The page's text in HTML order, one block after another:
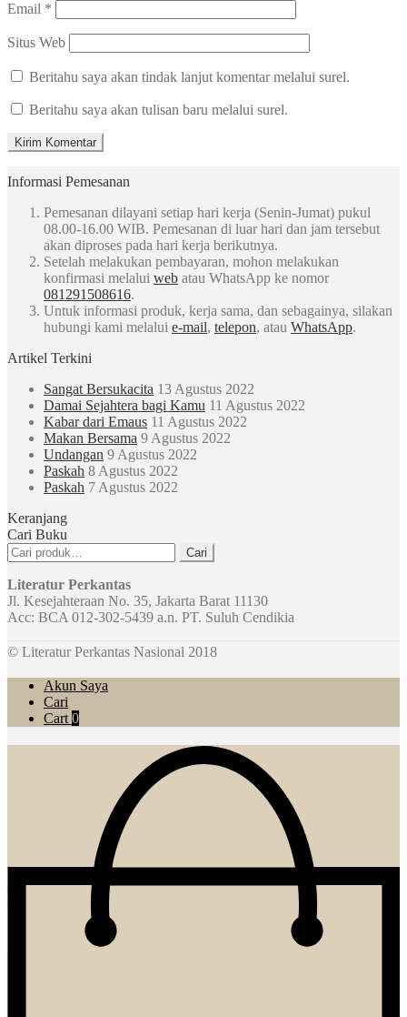
Email *
Situs Web
Beritahu saya akan tindak lanjut komentar melalui surel.
Beritahu saya akan tulisan baru melalui surel.
Informasi Pemesanan
Pemesanan dilayani setiap hari kerja (Senin-Jumat) pukul
08.00-16.00 WIB. Pemesanan di luar hari dan jam tersebut
akan diproses pada hari kerja berikutnya.
Setelah melakukan pembayaran, mohon melakukan
konfirmasi melalui web atau WhatsApp ke nomor
081291508616.
Untuk informasi produk, kerja sama, dan sebagainya, silakan
hubungi kami melalui e-mail, telepon, atau WhatsApp.
Artikel Terkini
Sangat Bersukacita 13 Agustus 2022
Damai Sejahtera bagi Kamu 11 Agustus 2022
Kabar dari Emaus 11 Agustus 2022
Makan Bersama 9 Agustus 2022
Undangan 9 Agustus 2022
Paskah 8 Agustus 2022
Paskah 7 Agustus 2022
Keranjang
Cari Buku
Pencarian
untuk:
Cari
Literatur Perkantas
Jl. Kesejahteraan No. 35, Jakarta Barat 11130
Acc: BCA 012-302-5439 a.n. PT. Suluh Cendikia
© Literatur Perkantas Nasional 2018
Akun Saya
Cari
Cart 0